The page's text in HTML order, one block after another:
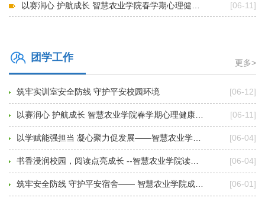
以赛润心 护航成长 智慧农业学院春学期心理健康知.. [06-11]
团学工作 更多>
筑牢实训室安全防线 守护平安校园环境 [06-12]
以赛润心 护航成长 智慧农业学院春学期心理健康知.. [06-11]
以学赋能强担当 凝心聚力促发展——智慧农业学院成.. [06-04]
书香浸润校园，阅读点亮成长 --智慧农业学院读书节.. [06-04]
筑牢安全防线 守护平安宿舍—— 智慧农业学院成功.. [06-01]